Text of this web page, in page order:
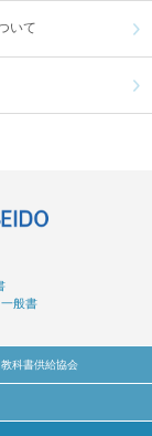
いて
一般書
科書供給協会